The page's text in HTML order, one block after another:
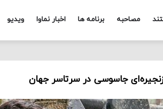
مصاحبه برنامه ها اخبار نماوا ویدیو
جاسوسی در سرتاسر جهان